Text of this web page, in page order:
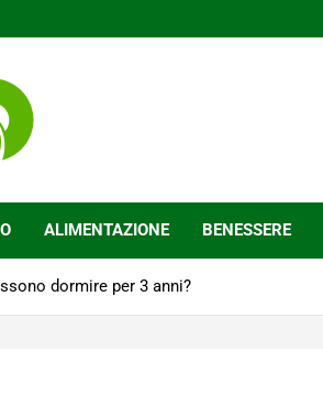
ALIMENTAZIONE BENESSERE
dormire per 3 anni?